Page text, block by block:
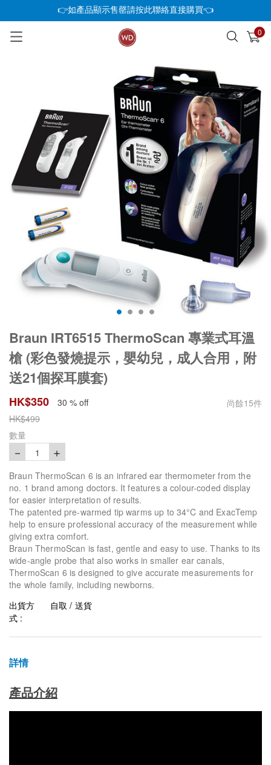
👉如產品顯示售罄請按此聯絡直接購買👈
0
已加入購物車 查看
Braun IRT6515 ThermoScan 專業式耳溫
槍 (彩色發燒提示，嬰幼兒，成人合用，附
送21個探耳膜套)
HK$350 30 % off 尚餘15件
HK$499
數量
－ 1 ＋
Braun ThermoScan 6 is an infrared ear thermometer from the
no. 1 brand among doctors. It features a colour-coded display
for easier interpretation of results.
The patented pre-warmed tip warms up to 34°C and ExacTemp
help to ensure professional accuracy of the measurement while
giving extra comfort.
Braun ThermoScan is fast, gentle and easy to use. Thanks to its
wide-angle probe that also works in smaller ear canals,
ThermoScan 6 is designed to give accurate measurements for
the whole family, including newborns.
出貨方
式 :
自取 / 送貨
詳情
產品介紹